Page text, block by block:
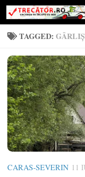
Skip to content
TAGGED:
CARAS-SEVERIN 11